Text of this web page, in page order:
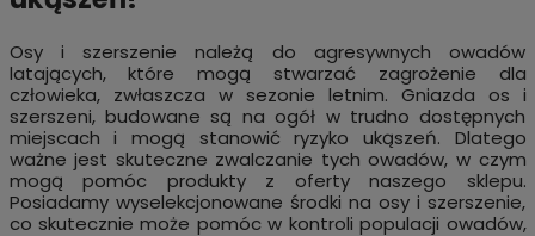
Osy i szerszenie należą do agresywnych owadów
latających, które mogą stwarzać zagrożenie dla
człowieka, zwłaszcza w sezonie letnim. Gniazda os i
szerszeni, budowane są na ogół w trudno dostępnych
miejscach i mogą stanowić ryzyko ukąszeń. Dlatego
ważne jest skuteczne zwalczanie tych owadów, w czym
mogą pomóc produkty z oferty naszego sklepu.
Posiadamy wyselekcjonowane środki na osy i szerszenie,
co skutecznie może pomóc w kontroli populacji owadów,